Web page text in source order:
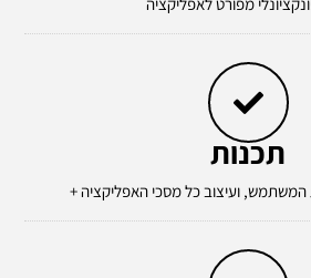
תכנות